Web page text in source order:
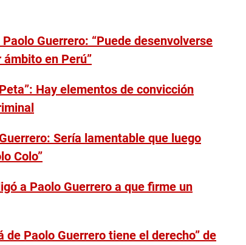
Guerrero: “Puede desenvolverse
en Perú”
Hay elementos de convicción
Sería lamentable que luego
Colo”
a Paolo Guerrero a que firme un
de Paolo Guerrero tiene el derecho” de